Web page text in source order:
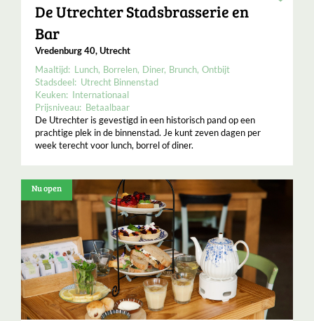
De Utrechter Stadsbrasserie en
Bar
Vredenburg 40, Utrecht
Maaltijd: Lunch Borrelen Diner Brunch Ontbijt
Stadsdeel: Utrecht Binnenstad
Keuken: Internationaal
Prijsniveau: Betaalbaar
De Utrechter is gevestigd in een historisch pand op een
prachtige plek in de binnenstad. Je kunt zeven dagen per
week terecht voor lunch, borrel of diner.
Nu open